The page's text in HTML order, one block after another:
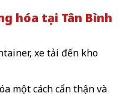
hóa tại Tân Bình
xe tải đến kho
một cách cẩn thận và